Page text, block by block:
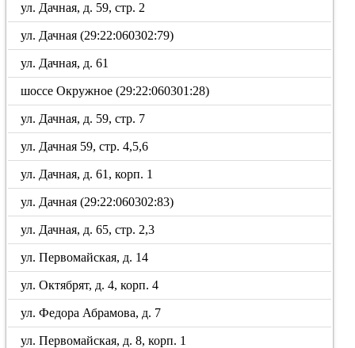
ул. Дачная, д. 59, стр. 2
ул. Дачная (29:22:060302:79)
ул. Дачная, д. 61
шоссе Окружное (29:22:060301:28)
ул. Дачная, д. 59, стр. 7
ул. Дачная 59, стр. 4,5,6
ул. Дачная, д. 61, корп. 1
ул. Дачная (29:22:060302:83)
ул. Дачная, д. 65, стр. 2,3
ул. Первомайская, д. 14
ул. Октябрят, д. 4, корп. 4
ул. Федора Абрамова, д. 7
ул. Первомайская, д. 8, корп. 1